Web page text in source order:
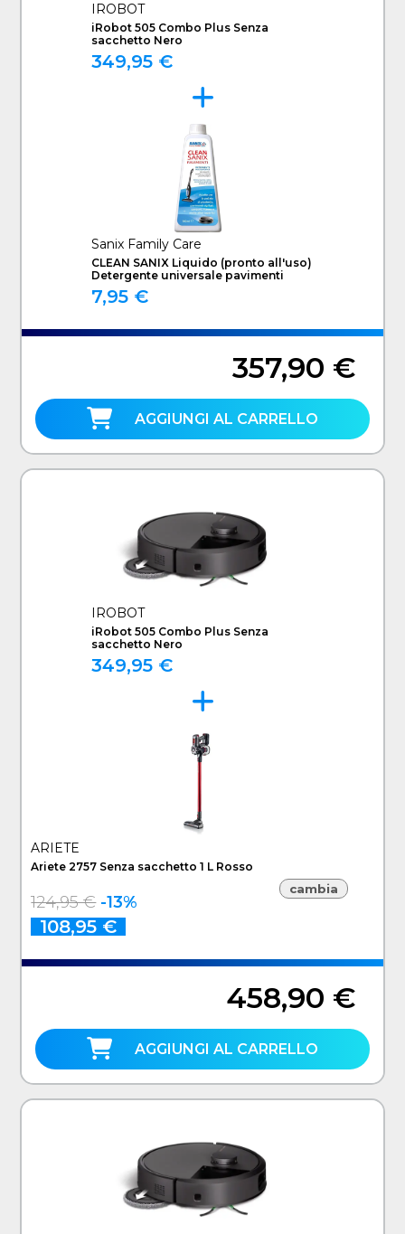
IROBOT
iRobot 505 Combo Plus Senza
sacchetto Nero
349,95 €
Sanix Family Care
CLEAN SANIX Liquido (pronto all'uso)
Detergente universale pavimenti
7,95 €
357,90 €
AGGIUNGI AL CARRELLO
IROBOT
iRobot 505 Combo Plus Senza
sacchetto Nero
349,95 €
ARIETE
Ariete 2757 Senza sacchetto 1 L Rosso
124,95 € -13%
108,95 €
cambia
458,90 €
AGGIUNGI AL CARRELLO